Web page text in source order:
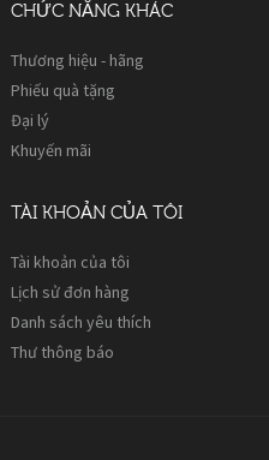
CHỨC NĂNG KHÁC
Thương hiệu - hãng
Phiếu quà tặng
Đại lý
Khuyến mãi
TÀI KHOẢN CỦA TÔI
Tài khoản của tôi
Lịch sử đơn hàng
Danh sách yêu thích
Thư thông báo